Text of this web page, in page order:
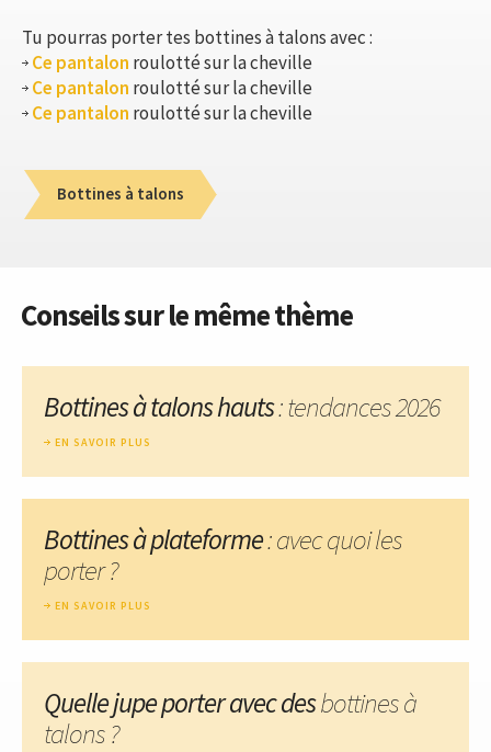
Tu pourras porter tes bottines à talons avec :
Ce pantalon roulotté sur la cheville
Ce pantalon roulotté sur la cheville
Ce pantalon roulotté sur la cheville
Bottines à talons
Conseils sur le même thème
Bottines à talons hauts: tendances 2026
EN SAVOIR PLUS
Bottines à plateforme: avec quoi les
porter ?
EN SAVOIR PLUS
Quelle jupe porter avec desbottines à
talons ?